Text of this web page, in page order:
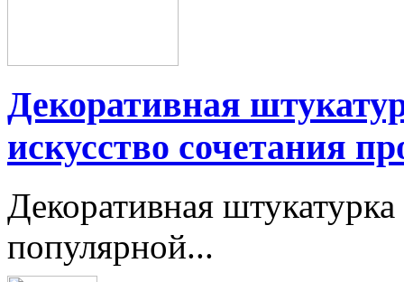
Декоративная
искусство сочетания
Декоративная
популярной...